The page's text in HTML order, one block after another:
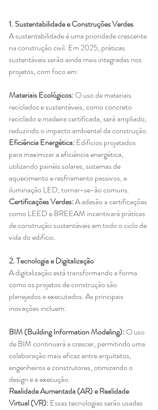
1. Sustentabilidade e Construções Verdes
A sustentabilidade é uma prioridade crescente
na construção civil. Em 2025, práticas
sustentáveis serão ainda mais integradas nos
projetos, com foco em:
Materiais Ecológicos: O uso de materiais
reciclados e sustentáveis, como concreto
reciclado e madeira certificada, será ampliado,
reduzindo o impacto ambiental da construção.
Eficiência Energética: Edifícios projetados
para maximizar a eficiência energética,
utilizando painéis solares, sistemas de
aquecimento e resfriamento passivos, e
iluminação LED, tornar-se-ão comuns.
Certificações Verdes: A adesão a certificações
como LEED e BREEAM incentivará práticas
de construção sustentáveis em todo o ciclo de
vida do edifício.
2. Tecnologia e Digitalização
A digitalização está transformando a forma
como os projetos de construção são
planejados e executados. As principais
inovações incluem:
BIM (Building Information Modeling): O uso
de BIM continuará a crescer, permitindo uma
colaboração mais eficaz entre arquitetos,
engenheiros e construtores, otimizando o
design e a execução.
Realidade Aumentada (AR) e Realidade
Virtual (VR): Essas tecnologias serão usadas